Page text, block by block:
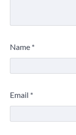
Name *
Email *